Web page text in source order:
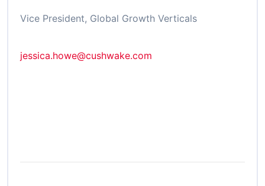
Vice President, Global Growth Verticals
jessica.howe@cushwake.com